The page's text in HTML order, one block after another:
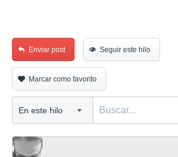
Enviar post Seguir este hilo
Marcar como favorito